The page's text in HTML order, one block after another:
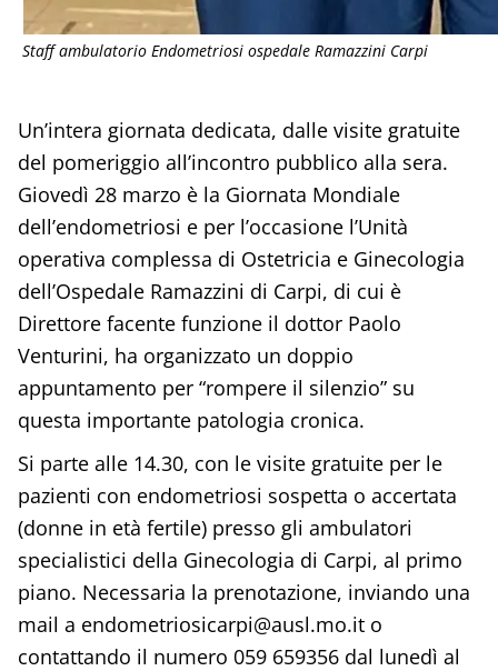
Staff ambulatorio Endometriosi ospedale Ramazzini Carpi
Un’intera giornata dedicata, dalle visite gratuite
del pomeriggio all’incontro pubblico alla sera.
Giovedì 28 marzo è la Giornata Mondiale
dell’endometriosi e per l’occasione l’Unità
operativa complessa di Ostetricia e Ginecologia
dell’Ospedale Ramazzini di Carpi, di cui è
Direttore facente funzione il dottor Paolo
Venturini, ha organizzato un doppio
appuntamento per “rompere il silenzio” su
questa importante patologia cronica.
Si parte alle 14.30, con le visite gratuite per le
pazienti con endometriosi sospetta o accertata
(donne in età fertile) presso gli ambulatori
specialistici della Ginecologia di Carpi, al primo
piano. Necessaria la prenotazione, inviando una
mail a endometriosicarpi@ausl.mo.it o
contattando il numero 059 659356 dal lunedì al